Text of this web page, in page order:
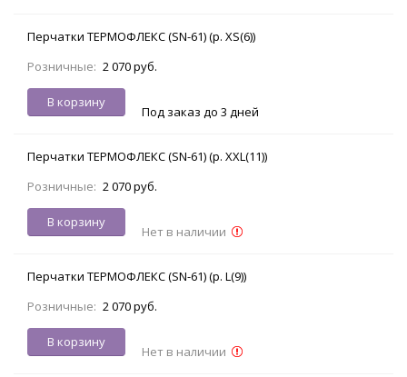
Перчатки ТЕРМОФЛЕКС (SN-61) (р. XS(6))
Розничные: 2 070 руб.
В корзину
Под заказ до 3 дней
Перчатки ТЕРМОФЛЕКС (SN-61) (р. XXL(11))
Розничные: 2 070 руб.
В корзину
Нет в наличии
Перчатки ТЕРМОФЛЕКС (SN-61) (р. L(9))
Розничные: 2 070 руб.
В корзину
Нет в наличии